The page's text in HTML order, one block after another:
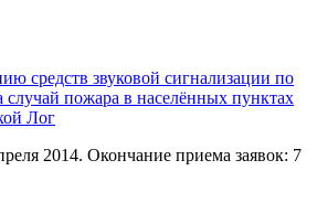
средств звуковой сигнализации по
пожара в населённых пунктах
Лог
2014. Окончание приема заявок: 7